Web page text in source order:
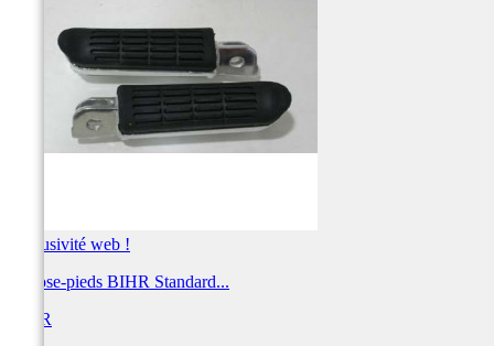
Exclusivité web !
Repose-pieds BIHR Standard...
BIHR